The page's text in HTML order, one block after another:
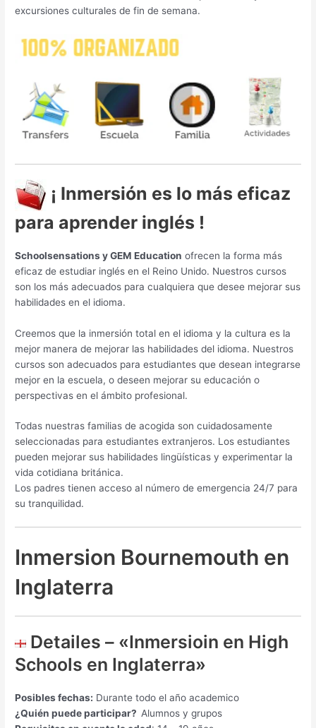
excursiones culturales de fin de semana.
¡ Inmersión es lo más eficaz
para aprender inglés !
Schoolsensations y GEM Education ofrecen la forma más
eficaz de estudiar inglés en el Reino Unido. Nuestros cursos
son los más adecuados para cualquiera que desee mejorar sus
habilidades en el idioma.
Creemos que la inmersión total en el idioma y la cultura es la
mejor manera de mejorar las habilidades del idioma. Nuestros
cursos son adecuados para estudiantes que desean integrarse
mejor en la escuela, o deseen mejorar su educación o
perspectivas en el ámbito profesional.
Todas nuestras familias de acogida son cuidadosamente
seleccionadas para estudiantes extranjeros. Los estudiantes
pueden mejorar sus habilidades lingüísticas y experimentar la
vida cotidiana británica.
Los padres tienen acceso al número de emergencia 24/7 para
su tranquilidad.
Inmersion Bournemouth en
Inglaterra
Detailes – «Inmersioin en High
Schools en Inglaterra»
Posibles fechas: Durante todo el año academico
¿Quién puede participar?Alumnos y grupos